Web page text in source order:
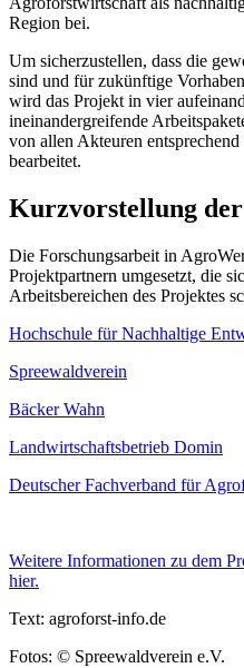
Region bei.
Um sicherzustellen, dass die
sind und für zukünftige
wird das Projekt in vier
ineinandergreifende
von allen Akteuren
bearbeitet.
Kurzvorstellung
Die Forschungsarbeit in
Projektpartnern umgesetzt, die
Arbeitsbereichen des Projektes
Hochschule für Nachhaltige
Spreewaldverein
Bäcker Wahn
Landwirtschaftsbetrieb Domin
Deutscher Fachverband für
Weitere Informationen zu dem
hier.
Text: agroforst-info.de
Fotos: © Spreewaldverein e.V.